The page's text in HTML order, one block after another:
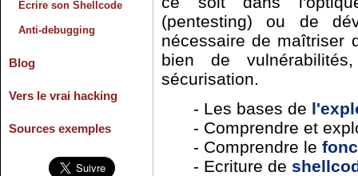
Ecrire son Shellcode
Anti-debugging
Blog
Vers le vrai hacking
Sources exemples
(pentesting) ou de
nécessaire de maîtriser
bien de
sécurisation.
- Les bases de
- Comprendre et
- Comprendre le
- Ecriture de